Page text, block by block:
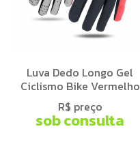
Luva Dedo Longo Gel
Ciclismo Bike Vermelho
R$ preço
sob consulta